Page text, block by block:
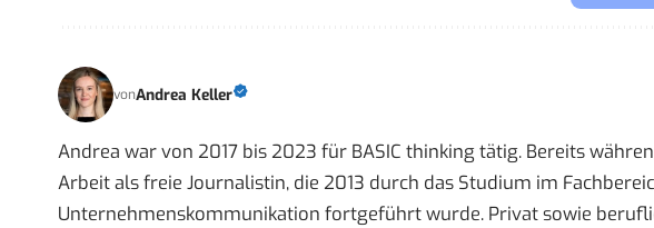
vonAndrea Keller
Andrea war von 2017 bis 2023 für BASIC thinking tätig. Bereits
Arbeit als freie Journalistin, die 2013 durch das Studium im
Unternehmenskommunikation fortgeführt wurde. Privat sowie